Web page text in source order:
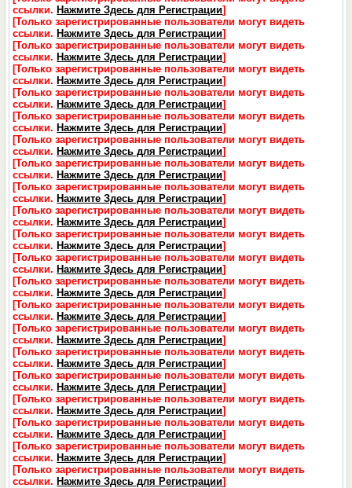
ссылки. Нажмите Здесь для Регистрации]
[Только зарегистрированные пользователи могут видеть
ссылки. Нажмите Здесь для Регистрации]
[Только зарегистрированные пользователи могут видеть
ссылки. Нажмите Здесь для Регистрации]
[Только зарегистрированные пользователи могут видеть
ссылки. Нажмите Здесь для Регистрации]
[Только зарегистрированные пользователи могут видеть
ссылки. Нажмите Здесь для Регистрации]
[Только зарегистрированные пользователи могут видеть
ссылки. Нажмите Здесь для Регистрации]
[Только зарегистрированные пользователи могут видеть
ссылки. Нажмите Здесь для Регистрации]
[Только зарегистрированные пользователи могут видеть
ссылки. Нажмите Здесь для Регистрации]
[Только зарегистрированные пользователи могут видеть
ссылки. Нажмите Здесь для Регистрации]
[Только зарегистрированные пользователи могут видеть
ссылки. Нажмите Здесь для Регистрации]
[Только зарегистрированные пользователи могут видеть
ссылки. Нажмите Здесь для Регистрации]
[Только зарегистрированные пользователи могут видеть
ссылки. Нажмите Здесь для Регистрации]
[Только зарегистрированные пользователи могут видеть
ссылки. Нажмите Здесь для Регистрации]
[Только зарегистрированные пользователи могут видеть
ссылки. Нажмите Здесь для Регистрации]
[Только зарегистрированные пользователи могут видеть
ссылки. Нажмите Здесь для Регистрации]
[Только зарегистрированные пользователи могут видеть
ссылки. Нажмите Здесь для Регистрации]
[Только зарегистрированные пользователи могут видеть
ссылки. Нажмите Здесь для Регистрации]
[Только зарегистрированные пользователи могут видеть
ссылки. Нажмите Здесь для Регистрации]
[Только зарегистрированные пользователи могут видеть
ссылки. Нажмите Здесь для Регистрации]
[Только зарегистрированные пользователи могут видеть
ссылки. Нажмите Здесь для Регистрации]
[Только зарегистрированные пользователи могут видеть
ссылки. Нажмите Здесь для Регистрации]